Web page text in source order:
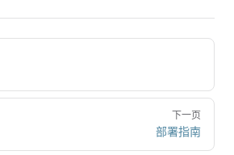
下一页
部署指南